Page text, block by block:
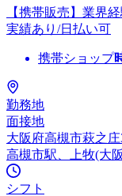
【携帯販売】業界
実績あり/日払い可
携帯ショップ
勤務地
面接地
大阪府高槻市萩之庄
高槻市駅、上牧(大
シフト